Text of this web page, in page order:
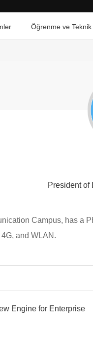
Öğrenme ve
President of
Campus, has a
and WLAN.
Engine for Enterprise